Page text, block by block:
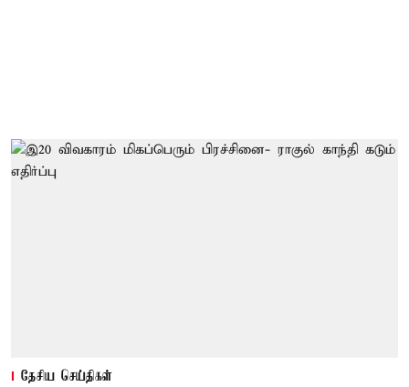
தேசிய செய்திகள்